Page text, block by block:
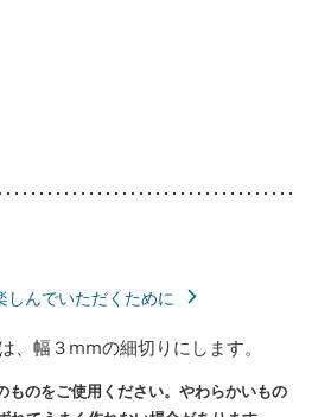
んでいただくために
、幅３mmの細切りにします。
ものをご使用ください。やわらかいもの